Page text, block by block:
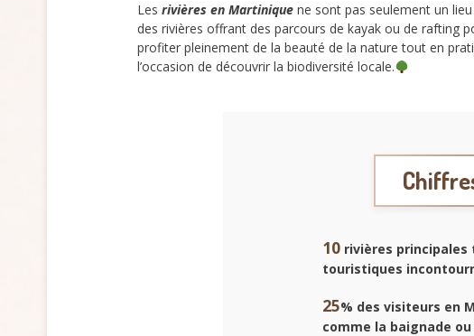
Les rivières en Martinique ne sont pas seulement un
des rivières offrant des parcours de kayak ou de rafting
profiter pleinement de la beauté de la nature tout en
l’occasion de découvrir la biodiversité locale.
10 rivières principales
touristiques
25% des visiteurs en
comme la baignade